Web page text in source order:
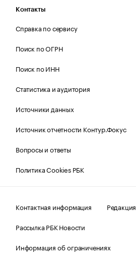
Контакты
Справка по сервису
Поиск по ОГРН
Поиск по ИНН
Статистика и аудитория
Источники данных
Источник отчетности Контур.Фокус
Вопросы и ответы
Политика Cookies РБК
Контактная информация
Редакция
Рассылка РБК Новости
Информация об ограничениях